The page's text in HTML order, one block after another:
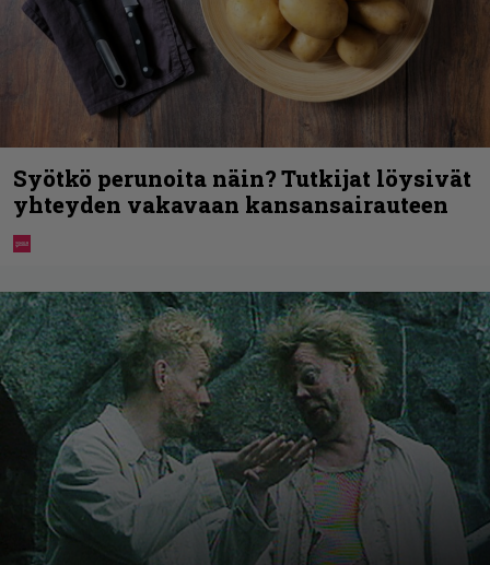
Syötkö perunoita näin? Tutkijat löysivät
yhteyden vakavaan kansansairauteen